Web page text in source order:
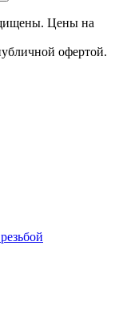
Цены на
офертой.